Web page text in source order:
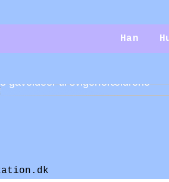
Han
3 gaveidéer til svigerforældrene